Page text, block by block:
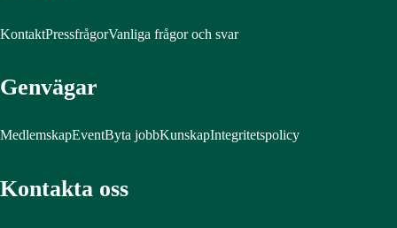
KontaktPressfrågorVanliga frågor och svar
Genvägar
MedlemskapEventByta jobbKunskapIntegritetspolicy
Kontakta oss